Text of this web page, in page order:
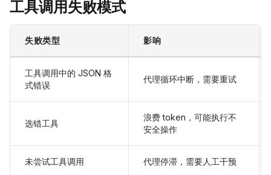
工具调用失败模式
失败类型 影响
工具调用中的 JSON 格
式错误
代理循环中断，需要重试
选错工具
浪费 token，可能执行不
安全操作
未尝试工具调用 代理停滞，需要人工干预